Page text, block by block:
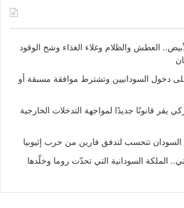
العطش والظلام وغلاء الغذاء وشح الوقود
دخول السودانيين وتشترط موافقة مسبقة أو
يقر قانونًا جديدًا لمواجهة التدخلات الخارجية
السودان تتحسب لتدفق فارين من حرب إثيوبيا
الملكة السودانية التي تحدّت روما وخلّدها